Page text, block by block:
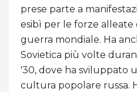
prese parte a
esibì per le forze alleate
guerra mondiale. Ha
Sovietica più volte
'30, dove ha sviluppato
cultura popolare russa.